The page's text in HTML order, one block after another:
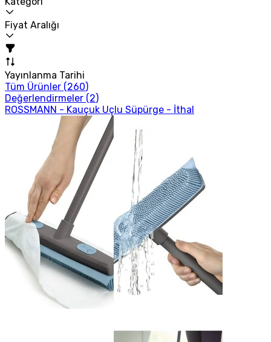
Fiyat Aralığı
Yayınlanma Tarihi
Tüm Ürünler (260)
Değerlendirmeler (2)
ROSSMANN - Kauçuk Uçlu Süpürge - İthal